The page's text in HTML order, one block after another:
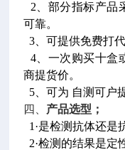
2、部分指标产品
可靠。
3、可提供免费打
4、一次购买十盒
商提货价。
5、可为 自测可户
四、 产品选型；
1·是检测抗体还是
2·检测的结果是定